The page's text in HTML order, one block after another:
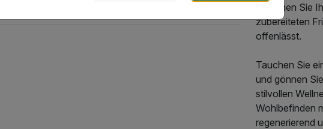
Beginnen Sie
zubereiteten
offenlässt.
Tauchen Sie
und gönnen
stilvollen
Wohlbefinden
regenerierend